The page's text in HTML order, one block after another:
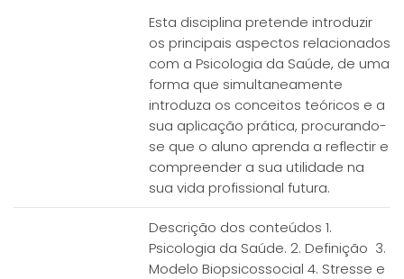
Esta disciplina pretende introduzir
os principais aspectos relacionados
com a Psicologia da Saúde, de uma
forma que simultaneamente
introduza os conceitos teóricos e a
sua aplicação prática, procurando-
se que o aluno aprenda a reflectir e
compreender a sua utilidade na
sua vida profissional futura.
Descrição dos conteúdos 1.
Psicologia da Saúde. 2. Definição 3.
Modelo Biopsicossocial 4. Stresse e